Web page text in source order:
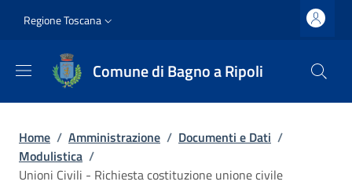
Slim top
Regione Toscana
Comune di Bagno a Ripoli
Briciole di pane
Home / Amministrazione / Documenti e Dati /
Modulistica /
Unioni Civili - Richiesta costituzione unione civile